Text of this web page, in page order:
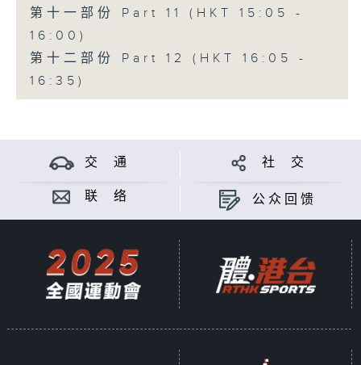
第十一部份 Part 11 (HKT 15:05 -
16:00)
第十二部份 Part 12 (HKT 16:05 -
16:35)
交 通 社 交
联 络 公众回馈